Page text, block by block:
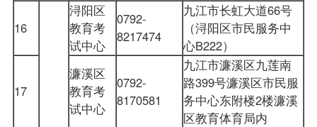
16
浔阳区
教育考
试中心
0792-
8217474
九江市长虹大道66号
（浔阳区市民服务中
心B222）
17
濂溪区
教育考
试中心
0792-
8170581
九江市濂溪区九莲南
路399号濂溪区市民服
务中心东附楼2楼濂溪
区教育体育局内